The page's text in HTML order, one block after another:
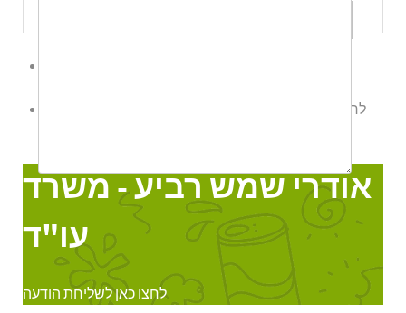
לחצו כאן לשליחת הודעה
אודרי שמש רביע - משרד
עו"ד
לחצו כאן לשליחת הודעה